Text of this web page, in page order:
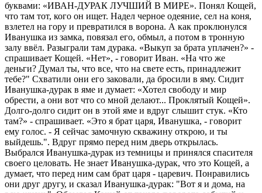
буквами: «ИВАН-ДУРАК ЛУЧШИЙ В МИРЕ». Понял Кощей,
что там тот, кого он ищет. Надел черное одеяние, сел на коня,
взлетел на гору и превратился в ворона. А как проклюнулся
Иванушка из замка, повязал его, обмыл, а потом в тронную
залу ввёл. Разыграли там дурака. «Выкуп за брата уплачен?» -
спрашивает Кощей. «Нет», - говорит Иван. «На что же
деньги? Думал ты, что все, что на свете есть, принадлежит
тебе?" Схватили они его заковали, да бросили в яму. Сидит
Иванушка-дурак в яме и думает: «Хотел свободу и мир
обрести, а они вот что со мной делают... Проклятый Кощей».
Долго-долго сидит он в этой яме и вдруг слышит стук. «Кто
там?» - спрашивает. «Это я брат царя, Иванушка, - говорит
ему голос. - Я сейчас замочную скважину открою, и ты
выйдешь.". Вдруг прямо перед ним дверь открылась.
Выбрался Иванушка-дурак из темницы и принялся спасителя
своего целовать. Не знает Иванушка-дурак, что это Кощей, а
думает, что перед ним сам брат царя - царевич. Понравились
они друг другу, и сказал Иванушка-дурак: "Вот я и дома, на